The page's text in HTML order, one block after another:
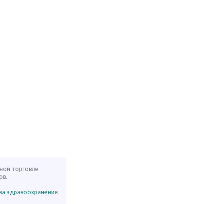
торговле
здравоохранения